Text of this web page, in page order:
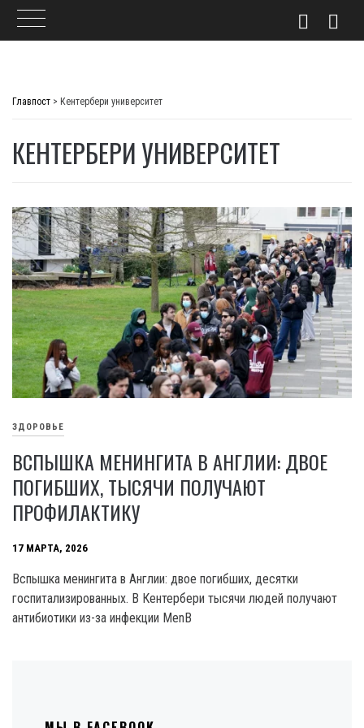
Главпост > Кентербери университет
КЕНТЕРБЕРИ УНИВЕРСИТЕТ
ЗДОРОВЬЕ
ВСПЫШКА МЕНИНГИТА В АНГЛИИ: ДВОЕ
ПОГИБШИХ, ТЫСЯЧИ ПОЛУЧАЮТ
ПРОФИЛАКТИКУ
17 МАРТА, 2026
Вспышка менингита в Англии: двое погибших, десятки
госпитализированных. В Кентербери тысячи людей получают
антибиотики из-за инфекции MenB